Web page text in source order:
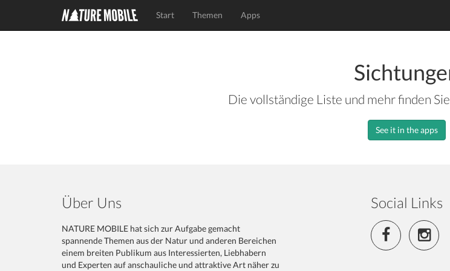
Start Themen Apps
Die vollständige Liste und mehr finden
See it in the apps
Über Uns
NATURE MOBILE hat sich zur Aufgabe gemacht
spannende Themen aus der Natur und anderen Bereichen
einem breiten Publikum aus Interessierten, Liebhabern
und Experten auf anschauliche und attraktive Art näher zu
Social Links